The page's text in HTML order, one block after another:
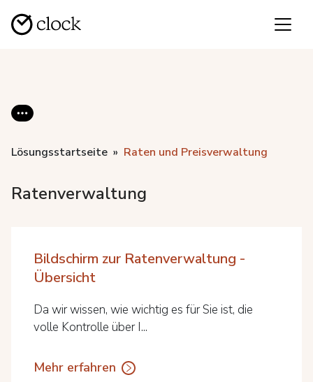
Lösungsstartseite Raten und Preisverwaltung
Ratenverwaltung
Bildschirm zur Ratenverwaltung -
Übersicht
Da wir wissen, wie wichtig es für Sie ist, die
volle Kontrolle über I...
Mehr erfahren